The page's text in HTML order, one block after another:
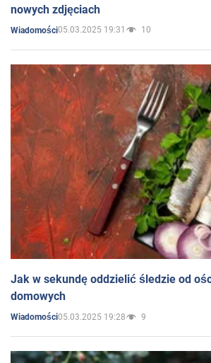
nowych zdjęciach
Wiadomości05.03.2025 19:31 10
Jak w sekundę oddzielić śledzie od
domowych
Wiadomości05.03.2025 19:28 9